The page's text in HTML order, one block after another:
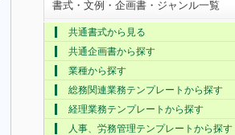
書式・文例・企画書・ジャンル一覧
共通書式から見る
共通企画書から探す
業種から探す
総務関連業務テンプレートから探す
経理業務テンプレートから探す
人事、労務管理テンプレートから探す